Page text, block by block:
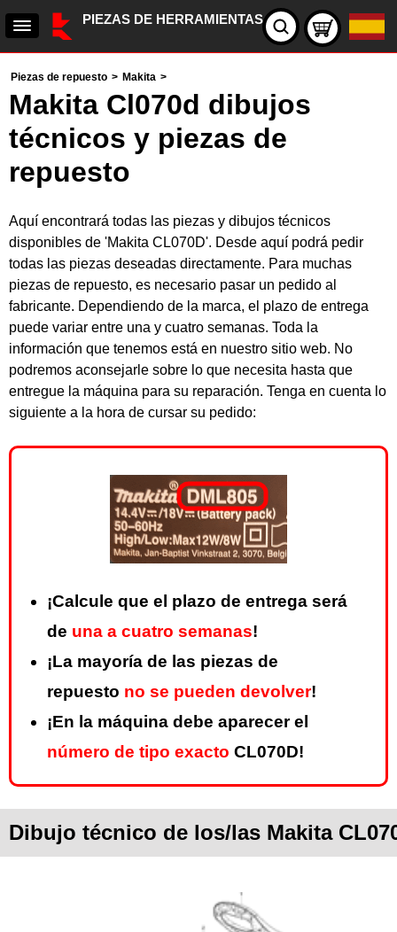
PIEZAS DE HERRAMIENTAS
Piezas de repuesto > Makita >
Makita Cl070d dibujos
técnicos y piezas de
repuesto
Aquí encontrará todas las piezas y dibujos técnicos
disponibles de 'Makita CL070D'. Desde aquí podrá pedir
todas las piezas deseadas directamente. Para muchas
piezas de repuesto, es necesario pasar un pedido al
fabricante. Dependiendo de la marca, el plazo de entrega
puede variar entre una y cuatro semanas. Toda la
información que tenemos está en nuestro sitio web. No
podremos aconsejarle sobre lo que necesita hasta que
entregue la máquina para su reparación. Tenga en cuenta lo
siguiente a la hora de cursar su pedido:
¡Calcule que el plazo de entrega será
de una a cuatro semanas!
¡La mayoría de las piezas de
repuesto no se pueden devolver!
¡En la máquina debe aparecer el
número de tipo exacto CL070D!
Dibujo técnico de los/las Makita